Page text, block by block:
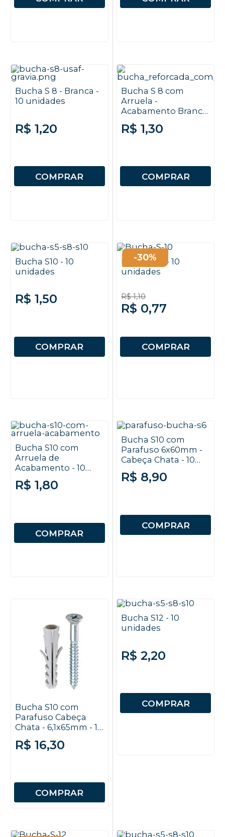
Bucha S 8 - Branca -
10 unidades
R$ 1,20
COMPRAR
Bucha S 8 com
Arruela -
Acabamento Branco
- 10 unidades
R$ 1,30
COMPRAR
Bucha S10 - 10
unidades
R$ 1,50
COMPRAR
Bucha S10 - 10
unidades
R$ 1,10
R$ 0,77
COMPRAR
-30%
Bucha S10 com
Arruela de
Acabamento - 10
unidades
R$ 1,80
COMPRAR
Bucha S10 com
Parafuso 6x60mm -
Cabeça Chata - 10
unidades
R$ 8,90
COMPRAR
Bucha S10 com
Parafuso Cabeça
Chata - 6,1x65mm - 10
unidades
R$ 16,30
COMPRAR
Bucha S12 - 10
unidades
R$ 2,20
COMPRAR